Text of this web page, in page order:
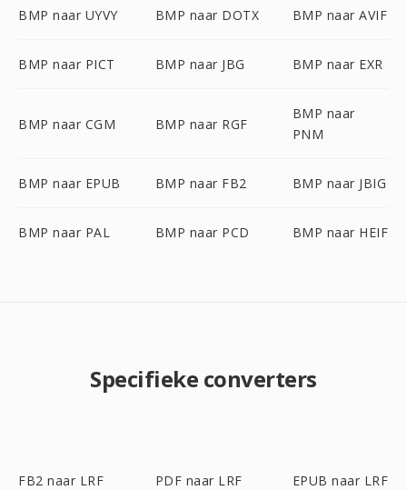
BMP naar UYVY BMP naar DOTX BMP naar AVIF
BMP naar PICT BMP naar JBG BMP naar EXR
BMP naar CGM BMP naar RGF
BMP naar
PNM
BMP naar EPUB BMP naar FB2 BMP naar JBIG
BMP naar PAL BMP naar PCD BMP naar HEIF
Specifieke converters
FB2 naar LRF PDF naar LRF EPUB naar LRF